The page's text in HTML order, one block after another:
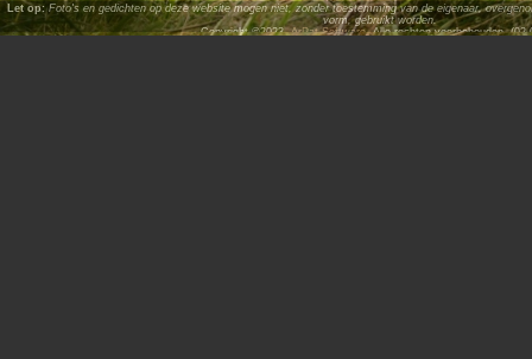
Let op: Foto's en gedichten op deze website mogen niet, zonder toestemming van de eigenaar,
vorm, gebruikt worden.
Copyright ©2023,ArPat Software. Alle rechten voorbehouden.